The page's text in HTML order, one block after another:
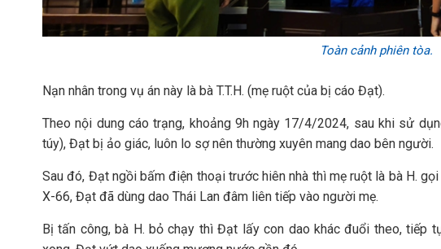
Toàn cảnh phiên tòa.
Nạn nhân trong vụ án này là bà T.T.H. (mẹ ruột của bị cáo Đạt).
Theo nội dung cáo trạng, khoảng 9h ngày 17/4/2024, sau khi sử
túy), Đạt bị ảo giác, luôn lo sợ nên thường xuyên mang dao bên người.
Sau đó, Đạt ngồi bấm điện thoại trước hiên nhà thì mẹ ruột là bà H.
X-66, Đạt đã dùng dao Thái Lan đâm liên tiếp vào người mẹ.
Bị tấn công, bà H. bỏ chạy thì Đạt lấy con dao khác đuổi theo, tiếp